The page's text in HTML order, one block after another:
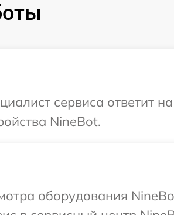
сервиса ответит
NineBot.
оборудования